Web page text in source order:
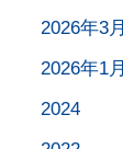
2026年3月
2026年1月
2024